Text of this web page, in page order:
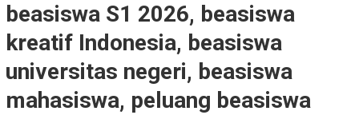
beasiswa S1 2026, beasiswa
kreatif Indonesia, beasiswa
universitas negeri, beasiswa
mahasiswa, peluang beasiswa